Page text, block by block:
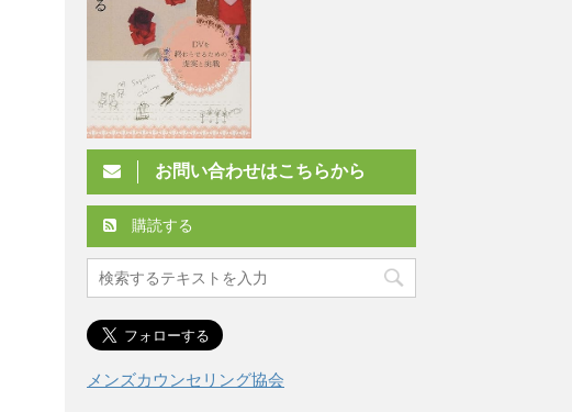
お問い合わせはこちらから
購読する
メンズカウンセリング協会